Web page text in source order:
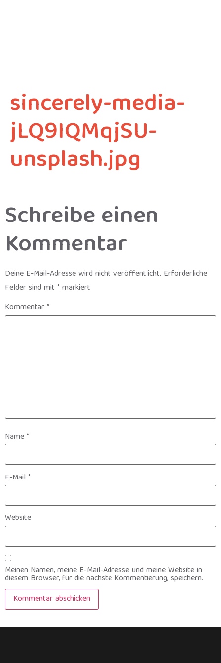
sincerely-media-
jLQ9IQMqjSU-
unsplash.jpg
Schreibe einen
Kommentar
Deine E-Mail-Adresse wird nicht veröffentlicht. Erforderliche
Felder sind mit *markiert
Kommentar*
Name*
E-Mail *
Website
Meinen Namen, meine E-Mail-Adresse und meine Website in
diesem Browser, für die nächste Kommentierung, speichern.